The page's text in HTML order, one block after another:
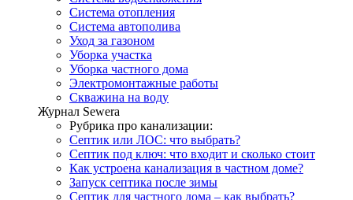
Система отопления
Система автополива
Уход за газоном
Уборка участка
Уборка частного дома
Электромонтажные работы
Скважина на воду
Журнал Sewera
Рубрика про канализации:
Септик или ЛОС: что выбрать?
Септик под ключ: что входит и сколько стоит
Как устроена канализация в частном доме?
Запуск септика после зимы
Септик для частного дома – как выбрать?